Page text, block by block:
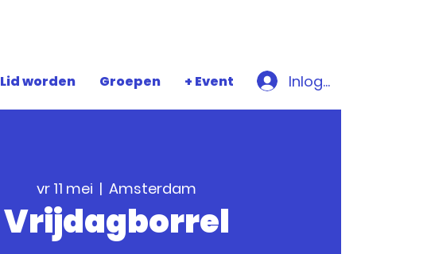
Lid worden Groepen + Event Inloggen
vr 11 mei
  |
Amsterdam
Vrijdagborrel